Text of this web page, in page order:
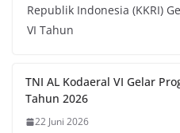
Republik Indonesia (KKRI)
VI Tahun
TNI AL Kodaeral VI Gelar
Tahun 2026
22 Juni 2026